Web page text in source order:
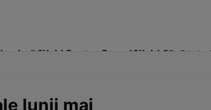
viațăClick! Pentru FemeiClick! Sănătate
lunii mai